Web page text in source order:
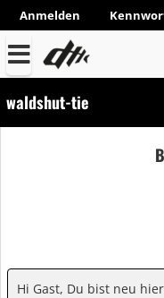
Anmelden
waldshut-tie
Hi Gast, Du bist neu